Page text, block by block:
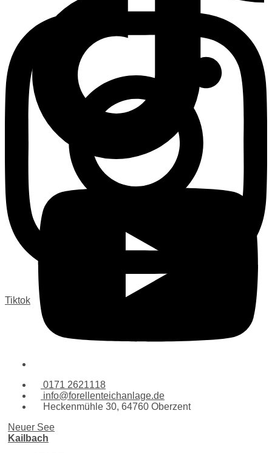
0171 2621118
info@forellenteichanlage.de
Heckenmühle 30, 64760 Oberzent
Neuer See
Kailbach
Tiktok